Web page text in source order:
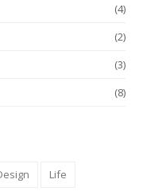
(4)
(2)
(3)
(8)
Life